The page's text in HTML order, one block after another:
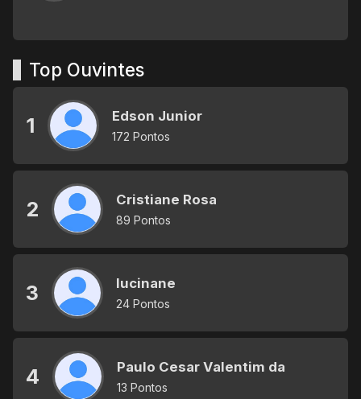
Top Ouvintes
1 Edson Junior
172 Pontos
2 Cristiane Rosa
89 Pontos
3 lucinane
24 Pontos
4 Paulo Cesar Valentim da
13 Pontos